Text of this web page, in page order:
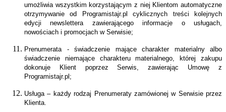
umożliwia wszystkim korzystającym z niej Klientom automatyczne
otrzymywanie od Programistajr.pl cyklicznych treści kolejnych
edycji newslettera zawierającego informacje o usługach,
nowościach i promocjach w Serwisie;
Prenumerata - świadczenie mające charakter materialny albo
świadczenie niemające charakteru materialnego, której zakupu
dokonuje Klient poprzez Serwis, zawierając Umowę z
Programistajr.pl;
Usługa – każdy rodzaj Prenumeraty zamówionej w Serwisie przez
Klienta.